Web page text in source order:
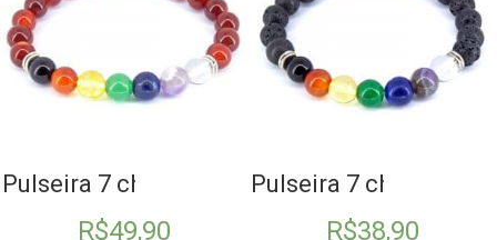
Ágata
Pulseira 7 chakras Vulcânica
R$38,90
Fora de Estoque
Pulseira de couro
R$4,00